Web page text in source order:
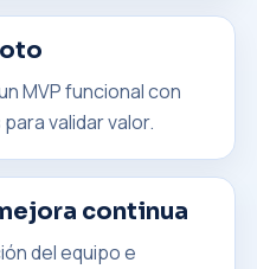
MVP funcional con
validar valor.
continua
del equipo e